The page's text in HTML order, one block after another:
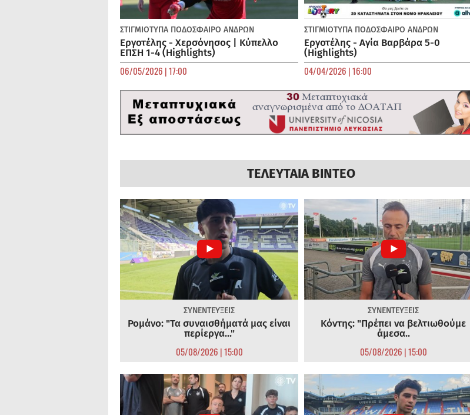
ΣΤΙΓΜΙΟΤΥΠΑ ΠΟΔΌΣΦΑΙΡΟ ΑΝΔΡΏΝ
Εργοτέλης - Χερσόνησος | Κύπελλο
ΕΠΣΗ 1-4 (Highlights)
06/05/2026 | 17:00
ΣΤΙΓΜΙΟΤΥΠΑ ΠΟΔΌΣΦΑΙΡΟ ΑΝΔΡΏΝ
Εργοτέλης - Αγία Βαρβάρα 5-0
(Highlights)
04/04/2026 | 16:00
ΤΕΛΕΥΤΑΙΑ ΒΙΝΤΕΟ
ΣΥΝΕΝΤΕΥΞΕΙΣ
Ρομάνο: "Τα συναισθήματά μας είναι
περίεργα..."
05/08/2026 | 15:00
ΣΥΝΕΝΤΕΥΞΕΙΣ
Κόντης: "Πρέπει να βελτιωθούμε
άμεσα..
05/08/2026 | 15:00